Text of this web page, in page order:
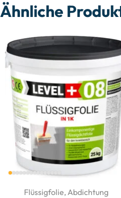
Ähnliche
Flüssigfolie,Abdichtung